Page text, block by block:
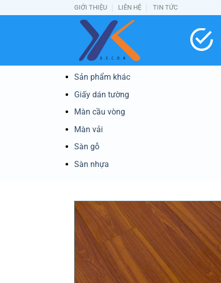
qua
GIỚI THIỆU LIÊN HỆ TIN TỨC
Sản phẩm khác
Giấy dán tường
Màn cầu vòng
Màn vải
Sàn gỗ
Sàn nhựa